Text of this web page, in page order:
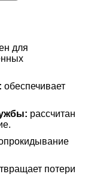
для
обеспечивает
рассчитан
потери